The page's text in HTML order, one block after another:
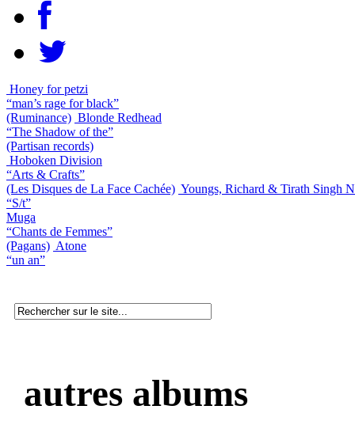
Honey for petzi
“man’s rage for black”
(Ruminance) Blonde Redhead
“The Shadow of the”
(Partisan records)
Hoboken Division
“Arts & Crafts”
(Les Disques de La Face Cachée) Youngs, Richard & Tirath Singh
“S/t”
Muga
“Chants de Femmes”
(Pagans) Atone
“un an”
autres albums